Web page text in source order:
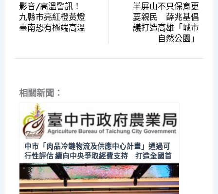
影音/高溫警訊！
九縣市亮紅橙黃燈
臺南恐有極端高溫
半屏山不只保育更
要親民 薛兆基倡
議打造高雄「城市
自然公園」
相關新聞：
中市「肉品冷鏈物流及供應中心計畫」通過可
行性評估 續向中央爭取經費支持 打造全國首
座「屠體拍賣肉品批發市場」